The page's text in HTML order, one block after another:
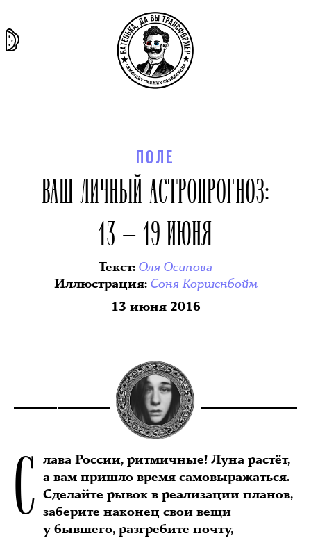
ПОЛЕ
ВАШ ЛИЧНЫЙ АСТРОПРОГНОЗ:
13 — 19 ИЮНЯ
Текст: Оля Осипова
Иллюстрация: Соня Коршенбойм
13 июня 2016
С лава России, ритмичные! Луна растёт,
а вам пришло время самовыражаться.
Сделайте рывок в реализации планов,
заберите наконец свои вещи
у бывшего, разгребите почту,